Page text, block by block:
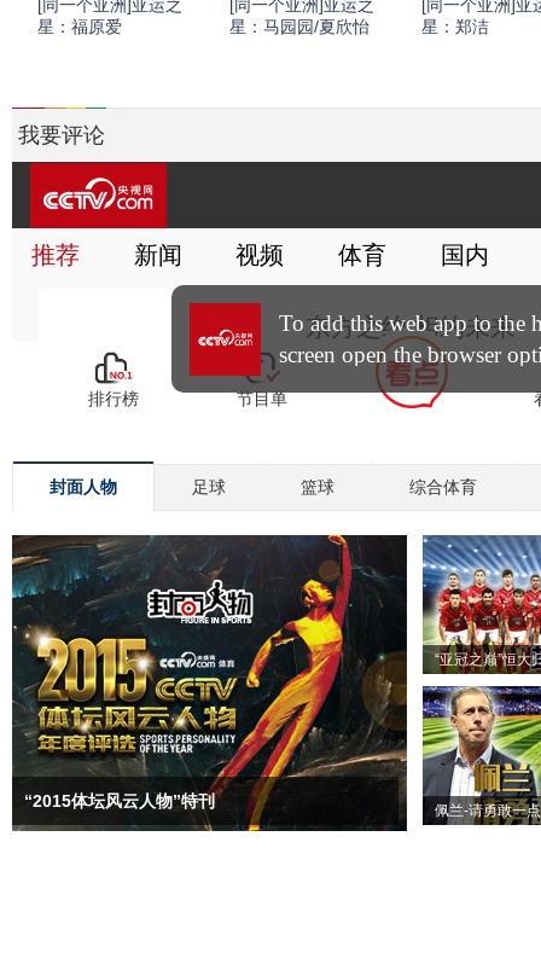
[同一个亚洲]亚运之
星：福原爱
[同一个亚洲]亚运之
星：马园园/夏欣怡
[同一个亚洲]亚
星：郑洁
我要评论
封面人物 足球 篮球 综合体育
“2015体坛风云人物”特刊
“亚冠之巅”恒大
佩兰-请勇敢一点